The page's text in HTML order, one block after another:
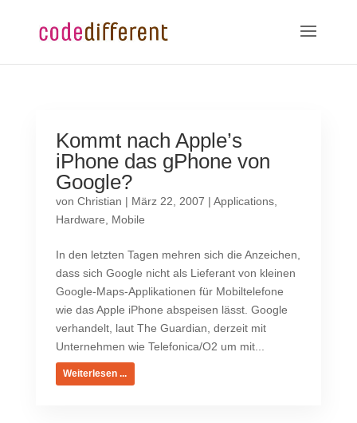
Kommt nach Apple’s
iPhone das gPhone von
Google?
von Christian | März 22, 2007 | Applications,
Hardware
Mobile
In den letzten Tagen mehren sich die Anzeichen,
dass sich Google nicht als Lieferant von kleinen
Google-Maps-Applikationen für Mobiltelefone
wie das Apple iPhone abspeisen lässt. Google
verhandelt, laut The Guardian, derzeit mit
Unternehmen wie Telefonica/O2 um mit...
Weiterlesen ...